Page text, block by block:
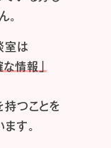
。
室は
情報」
つことを
す。